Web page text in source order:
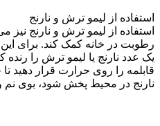
استفاده از لیمو ترش و نارنج
استفاده از لیمو ترش و نارنج نیز
رطوبت در خانه کمک کند. برای این
یک عدد نارنج یا لیمو ترش را
قابلمه را روی حرارت قرار دهید
نارنج در محیط پخش شود، بوی نم